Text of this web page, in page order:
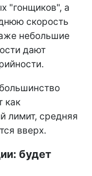
"гонщиков", а
скорость
небольшие
дают
как
лимит, средняя
вверх.
будет